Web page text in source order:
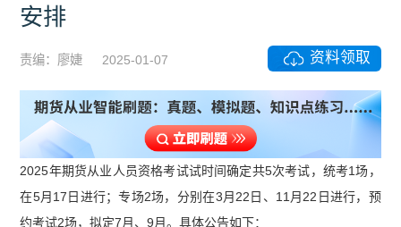
安排
责编：廖婕 2025-01-07 资料领取
2025年期货从业人员资格考试试时间确定共5次考试，统考1场，
在5月17日进行；专场2场，分别在3月22日、11月22日进行，预
约考试2场，拟定7月、9月。具体公告如下：